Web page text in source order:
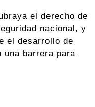
el derecho de
nacional, y
el desarrollo de
una barrera para